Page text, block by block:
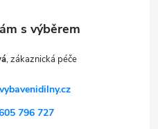
796 727